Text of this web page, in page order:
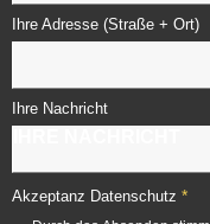
Ihre Adresse (Straße + Ort)
Ihre Nachricht
Akzeptanz Datenschutz *